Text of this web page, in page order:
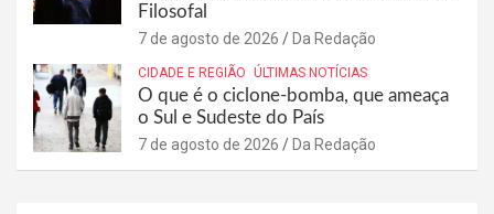
Filosofal
7 de agosto de 2026 Da Redação
CIDADE E REGIÃO ÚLTIMAS NOTÍCIAS
O que é o ciclone-bomba, que ameaça
o Sul e Sudeste do País
7 de agosto de 2026 Da Redação